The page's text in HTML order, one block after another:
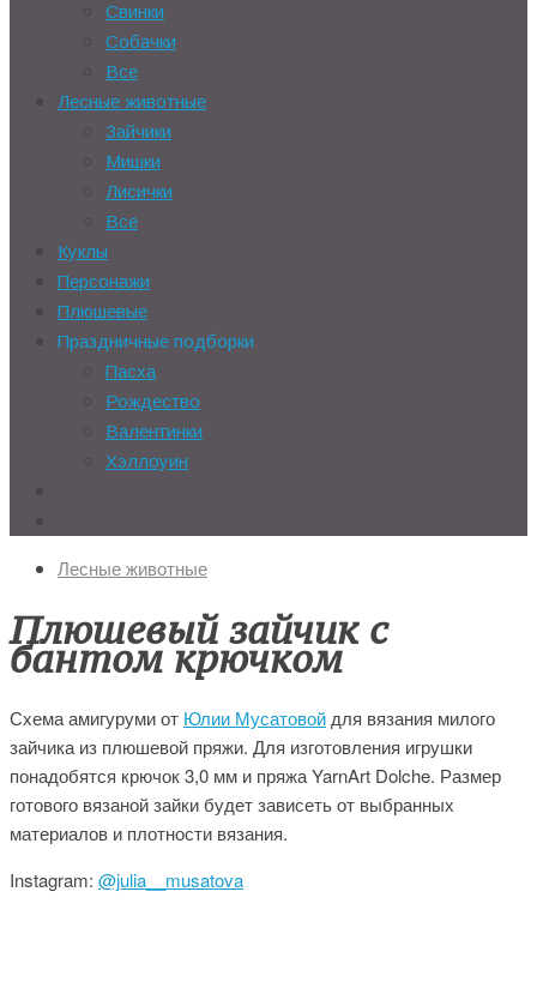
Свинки
Собачки
Все
Лесные животные
Зайчики
Мишки
Лисички
Все
Куклы
Персонажи
Плюшевые
Праздничные подборки
Пасха
Рождество
Валентинки
Хэллоуин
Лесные животные
Плюшевый зайчик с
бантом крючком
Схема амигуруми от Юлии Мусатовойдля вязания милого
зайчика из плюшевой пряжи. Для изготовления игрушки
понадобятся крючок 3,0 мм и пряжа YarnArt Dolche. Размер
готового вязаной зайки будет зависеть от выбранных
материалов и плотности вязания.
Instagram: @julia__musatova